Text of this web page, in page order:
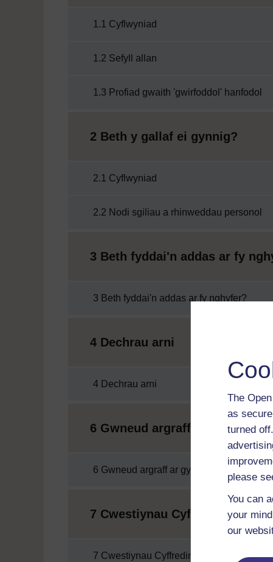
The
as
turned
please
You can
your
our
1.1 Cyflwyniad
1.2 Sefyll allan
1.3 Profiad gwaith 'gwirfoddol' hanfodol
2 Beth y gallaf ei gynnig?
2.1 Cyflwyniad
2.2 Nodi sgiliau a rhinweddau personol
3 Beth fyddai'n addas ar fy
3 Beth fyddai'n addas ar fy nghyfer?
4 Dechrau arni
4 Dechrau arni
6 Gwneud argraff ar gyflogwyr
6 Gwneud argraff ar gyflogwyr
7 Cwestiynau Cyffredin
7 Cwestiynau Cyffredin